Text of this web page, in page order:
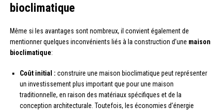
bioclimatique
Même si les avantages sont nombreux, il convient également de
mentionner quelques inconvénients liés à la construction d’une maison
bioclimatique:
Coût initial : construire une maison bioclimatique peut représenter
un investissement plus important que pour une maison
traditionnelle, en raison des matériaux spécifiques et de la
conception architecturale. Toutefois, les économies d’énergie